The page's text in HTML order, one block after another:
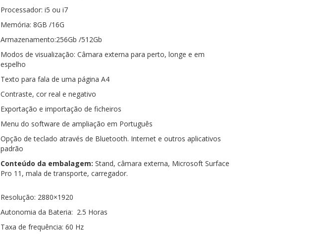
Processador: i5 ou i7
Memória: 8GB /16G
Armazenamento:256Gb /512Gb
Modos de visualização: Câmara externa para perto, longe e em
espelho
Texto para fala de uma página A4
Contraste, cor real e negativo
Exportação e importação de ficheiros
Menu do software de ampliação em Português
Opção de teclado através de Bluetooth. Internet e outros aplicativos
padrão
Conteúdo da embalagem: Stand, câmara externa, Microsoft Surface
Pro 11, mala de transporte, carregador.
Resolução: 2880×1920
Autonomia da Bateria: 2.5 Horas
Taxa de frequência: 60 Hz